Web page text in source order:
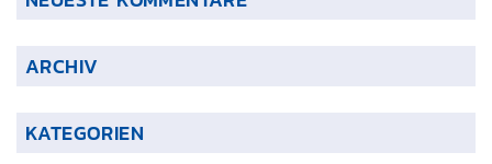
ARCHIV
KATEGORIEN